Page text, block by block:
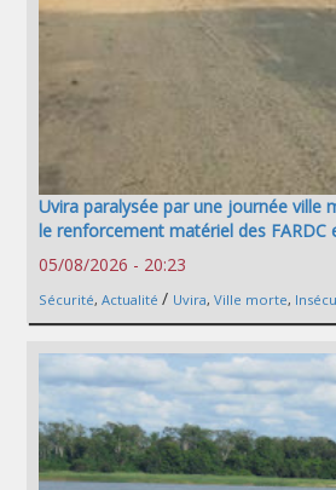
Uvira paralysée par une journée ville
le renforcement matériel des FARDC
05/08/2026 - 20:23
Sécurité, Actualité / Uvira, Ville morte,